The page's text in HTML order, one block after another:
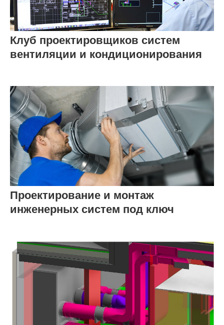
Клуб проектировщиков систем
вентиляции и кондиционирования
Проектирование и монтаж
инженерных систем под ключ